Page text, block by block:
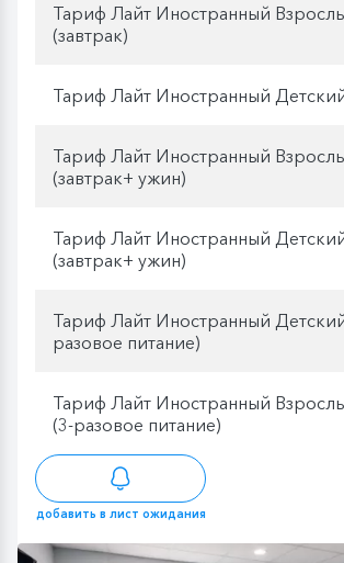
Тариф Лайт Иностранный
(завтрак)
Тариф Лайт Иностранный
Тариф Лайт Иностранный
(завтрак+ ужин)
Тариф Лайт Иностранный
(завтрак+ ужин)
Тариф Лайт Иностранный
разовое питание)
Тариф Лайт Иностранный
(3-разовое питание)
добавить в лист ожидания